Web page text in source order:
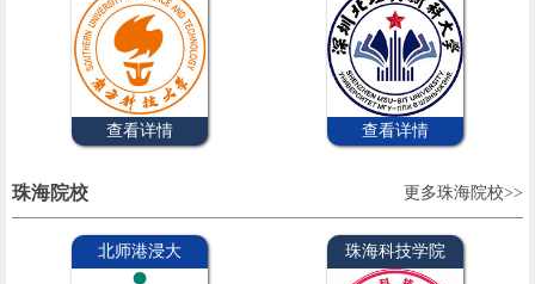
查看详情 查看详情
珠海院校 更多珠海院校>>
北师港浸大 珠海科技学院